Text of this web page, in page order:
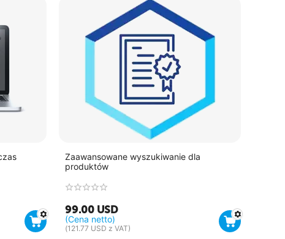
Zaawansowane wyszukiwanie dla
produktów
99.00 USD
(Cena netto)
(121.77 USD z VAT)